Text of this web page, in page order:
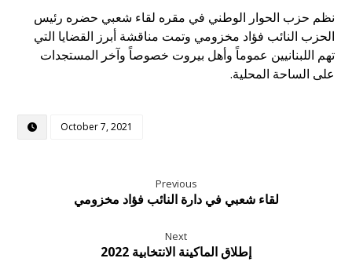
نظم حزب الحوار الوطني في مقره لقاء شعبي حضره رئيس
الحزب النائب فؤاد مخزومي وتمت مناقشة أبرز القضايا التي
تهم اللبنانيين عموماً وأهل بيروت خصوصاً وآخر المستجدات
على الساحة المحلية.
October 7, 2021
Previous
لقاء شعبي في دارة النائب فؤاد مخزومي
Next
إطلاق الماكينة الانتخابية 2022